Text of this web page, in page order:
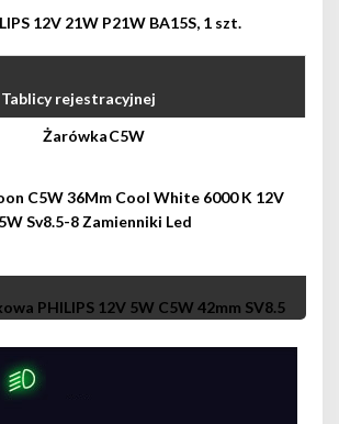
Tablicy rejestracyjnej
C5W